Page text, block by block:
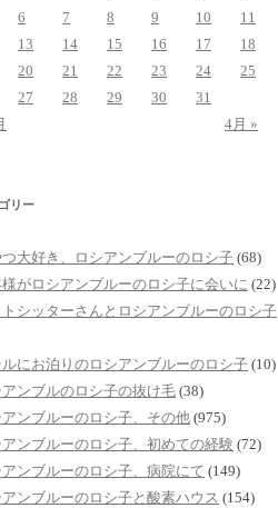
6
7 8 9 10
11
13
14 15 16 17
18
20
21 22 23 24
25
27
28 29 30
31
4月 »
リー
大好き、ロシアンブルーのロシ子 (68)
がロシアンブルーのロシ子に会いに (22)
シッターさんとロシアンブルーのロシ子
にお泊りのロシアンブルーのロシ子 (10)
ンブルのロシ子の抜け毛 (38)
ンブルーのロシ子、その他 (975)
ンブルーのロシ子、初めての経験 (72)
ンブルーのロシ子、病院にて (149)
ンブルーのロシ子と酸素ハウス (154)